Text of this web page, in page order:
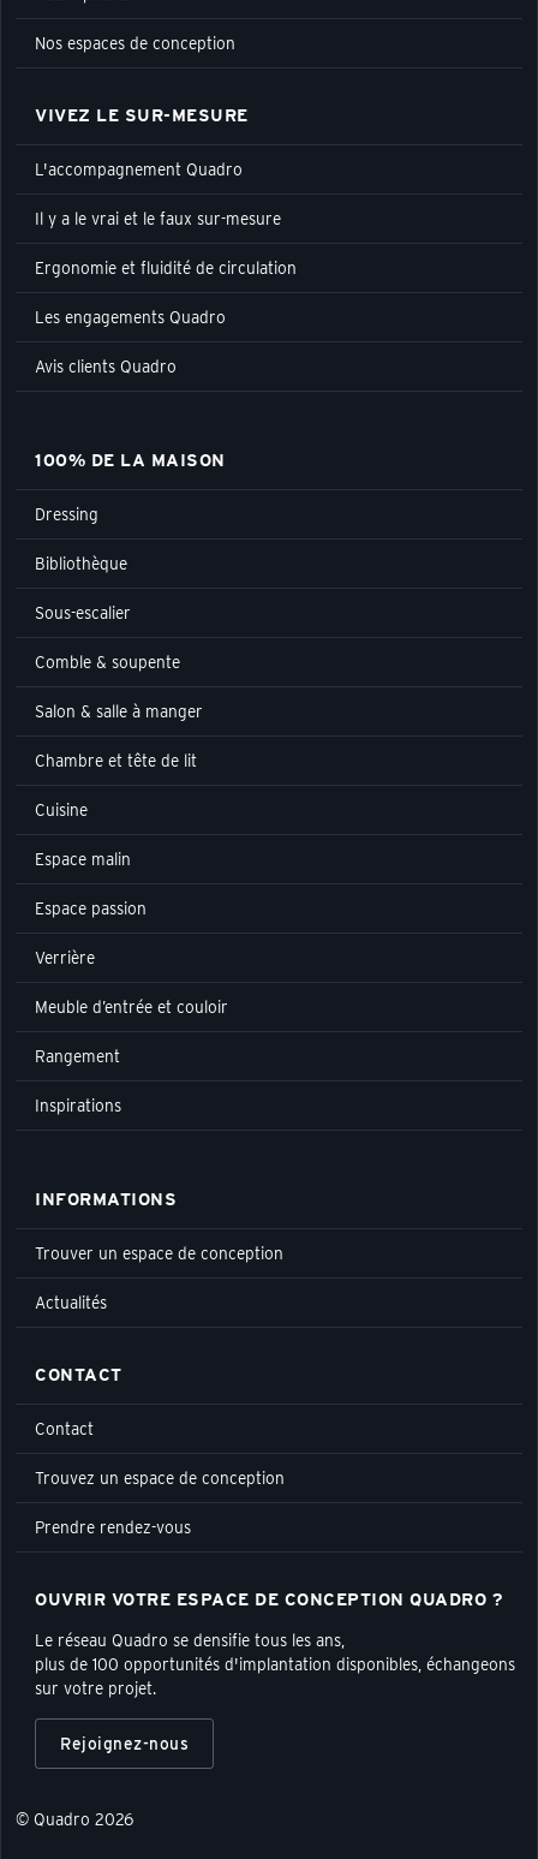
Nos espaces de conception
VIVEZ LE SUR-MESURE
L'accompagnement Quadro
Il y a le vrai et le faux sur-mesure
Ergonomie et fluidité de circulation
Les engagements Quadro
Avis clients Quadro
100% DE LA MAISON
Dressing
Bibliothèque
Sous-escalier
Comble & soupente
Salon & salle à manger
Chambre et tête de lit
Cuisine
Espace malin
Espace passion
Verrière
Meuble d’entrée et couloir
Rangement
Inspirations
INFORMATIONS
Trouver un espace de conception
Actualités
CONTACT
Contact
Trouvez un espace de conception
Prendre rendez-vous
OUVRIR VOTRE ESPACE DE CONCEPTION QUADRO ?
Le réseau Quadro se densifie tous les ans,
plus de 100 opportunités d'implantation disponibles, échangeons
sur votre projet.
Rejoignez-nous
© Quadro 2026